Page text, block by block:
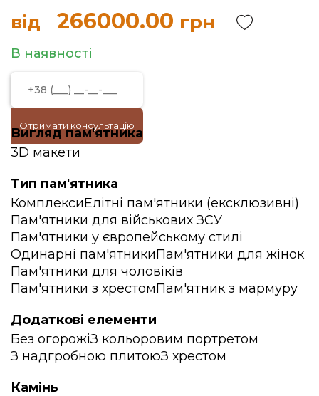
від 266000.00 грн
В наявності
Отримати консультацію
Вигляд пам'ятника
3D макети
Тип пам'ятника
КомплексиЕлітні пам'ятники (ексклюзивні)
Пам'ятники для військових ЗСУ
Пам'ятники у європейському стилі
Одинарні пам'ятникиПам'ятники для жінок
Пам'ятники для чоловіків
Пам'ятники з хрестомПам'ятник з мармуру
Додаткові елементи
Без огорожіЗ кольоровим портретом
З надгробною плитоюЗ хрестом
Камінь